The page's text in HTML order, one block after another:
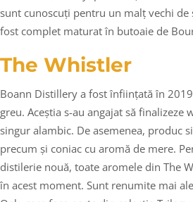
sunt cunoscuți pentru un malț vechi de
fost complet maturat în butoaie de
The Whistler
Boann Distillery a fost înființată în
greu. Aceștia s-au angajat să finalizeze
singur alambic. De asemenea, produc
precum și coniac cu aromă de mere.
distilerie nouă, toate aromele din The
în acest moment. Sunt renumite mai